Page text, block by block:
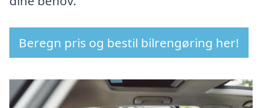
Beregn pris og bestil bilrengøring her!